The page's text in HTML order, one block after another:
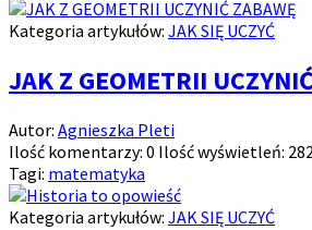
Kategoria artykułów: JAK SIĘ UCZYĆ
JAK Z GEOMETRII
Autor: Agnieszka Pleti
Ilość komentarzy: 0 Ilość wyświetleń:
Tagi: matematyka
Kategoria artykułów: JAK SIĘ UCZYĆ